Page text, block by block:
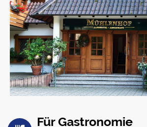
Für Gastronomie